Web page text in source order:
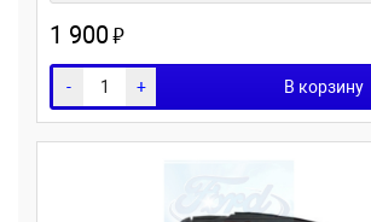
1 900₽
- + В корзину